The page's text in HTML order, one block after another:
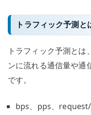
トラフィック予測と
トラフィック予測と
ンに流れる通信量や通
です。
bps、pps、